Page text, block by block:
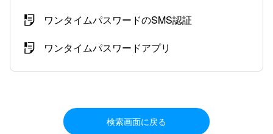
ワンタイムパスワードのSMS認証
ワンタイムパスワードアプリ
検索画面に戻る